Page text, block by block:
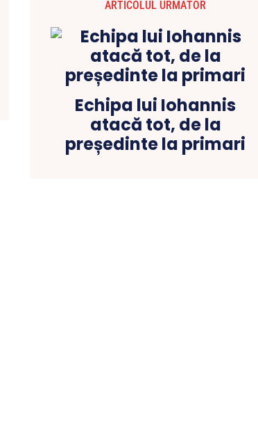
ARTICOLUL URMĂTOR
Echipa lui Iohannis
atacă tot, de la
președinte la primari